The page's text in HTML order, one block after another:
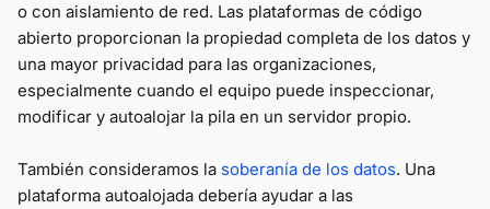
o con aislamiento de red. Las plataformas de código
abierto proporcionan la propiedad completa de los datos y
una mayor privacidad para las organizaciones,
especialmente cuando el equipo puede inspeccionar,
modificar y autoalojar la pila en un servidor propio.
También consideramos la soberanía de los datos. Una
plataforma autoalojada debería ayudar a las